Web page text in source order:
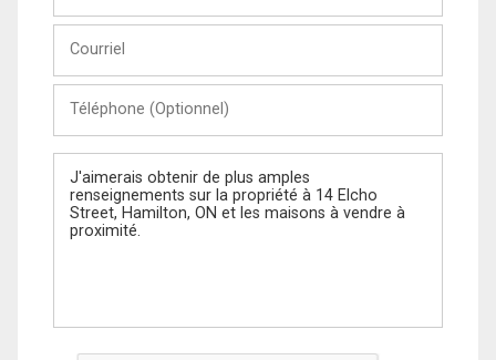
Nom
(Optionnel)
Message